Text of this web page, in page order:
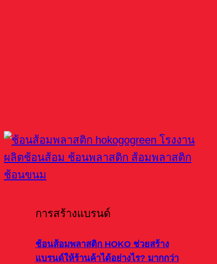
การสร้างแบรนด์
ช้อนส้อมพลาสติก HOKO ช่วยสร้าง
แบรนด์ให้ร้านค้าได้อย่างไร? มากกว่า